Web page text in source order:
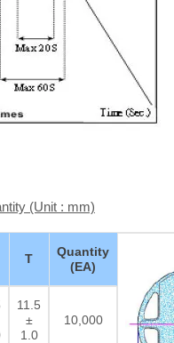
(Unit : mm)
T
Quantity
(EA)
11.5
±
1.0
10,000